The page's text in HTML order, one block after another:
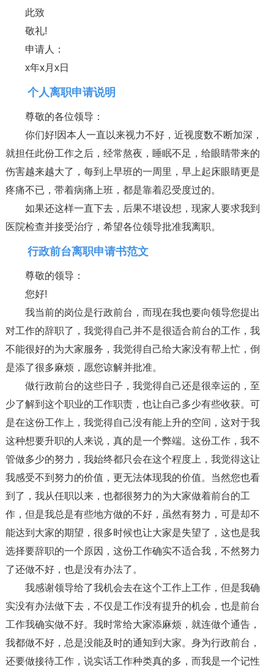
此致
敬礼!
申请人：
x年x月x日
个人离职申请说明
尊敬的各位领导：
你们好!因本人一直以来视力不好，近视度数不断加深，
就担任此份工作之后，经常熬夜，睡眠不足，给眼睛带来的
伤害越来越大了，每到上早班的一周里，早上起床眼睛更是
疼痛不已，带着病痛上班，都是靠着忍受度过的。
如果还这样一直下去，后果不堪设想，现家人要求我到
医院检查并接受治疗，希望各位领导批准我离职。
行政前台离职申请书范文
尊敬的领导：
您好!
我当前的岗位是行政前台，而现在我也要向领导您提出
对工作的辞职了，我觉得自己并不是很适合前台的工作，我
不能很好的为大家服务，我觉得自己给大家没有帮上忙，倒
是添了很多麻烦，愿您谅解并批准。
做行政前台的这些日子，我觉得自己还是很幸运的，至
少了解到这个职业的工作职责，也让自己多少有些收获。可
是在这份工作上，我觉得自己没有能上升的空间，这对于我
这种想要升职的人来说，真的是一个弊端。这份工作，我不
管做多少的努力，我始终都只会在这个程度上，我觉得这让
我感受不到努力的价值，更无法体现我的价值。当然您也看
到了，我从任职以来，也都很努力的为大家做着前台的工
作，但是我总是有些地方做的不好，虽然有努力，可是却不
能达到大家的期望，很多时候也让大家是失望了，这也是我
选择要辞职的一个原因，这份工作确实不适合我，不然努力
了还做不好，也是没有办法了。
我感谢领导给了我机会去在这个工作上工作，但是我确
实没有办法做下去，不仅是工作没有提升的机会，也是前台
工作我确实做不好。我时常给大家添麻烦，就连做个通告，
我都做不好，总是没能及时的通知到大家。身为行政前台，
还要做接待工作，说实话工作种类真的多，而我是一个记性